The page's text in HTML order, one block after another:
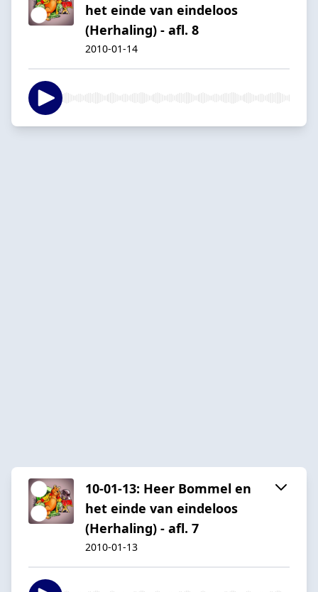
het einde van eindeloos
(Herhaling) - afl. 8
2010-01-14
10-01-13: Heer Bommel en
het einde van eindeloos
(Herhaling) - afl. 7
2010-01-13